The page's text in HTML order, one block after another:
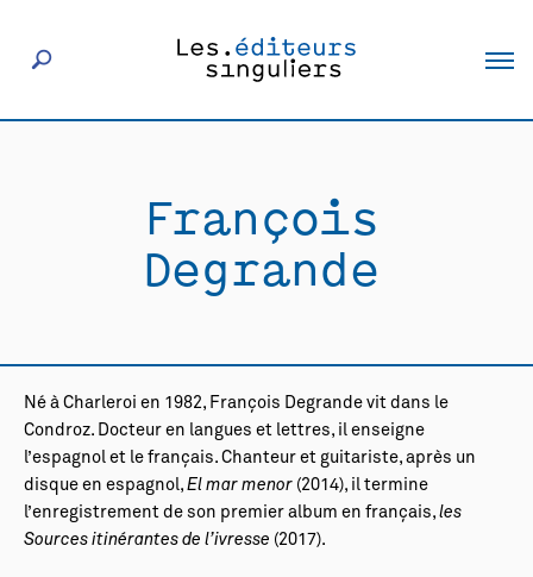
Actualités
Rencontres
François
Degrande
Né à Charleroi en 1982, François Degrande vit dans le
Condroz. Docteur en langues et lettres, il enseigne
l’espagnol et le français. Chanteur et guitariste, après un
disque en espagnol, El mar menor (2014), il termine
l’enregistrement de son premier album en français, les
Sources itinérantes de l’ivresse (2017).